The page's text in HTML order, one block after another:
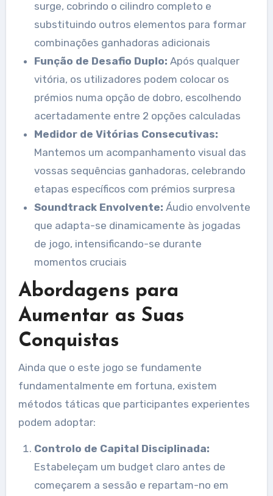
surge, cobrindo o cilindro completo e
substituindo outros elementos para formar
combinações ganhadoras adicionais
Função de Desafio Duplo: Após qualquer
vitória, os utilizadores podem colocar os
prémios numa opção de dobro, escolhendo
acertadamente entre 2 opções calculadas
Medidor de Vitórias Consecutivas:
Mantemos um acompanhamento visual das
vossas sequências ganhadoras, celebrando
etapas específicos com prémios surpresa
Soundtrack Envolvente: Áudio envolvente
que adapta-se dinamicamente às jogadas
de jogo, intensificando-se durante
momentos cruciais
Abordagens para
Aumentar as Suas
Conquistas
Ainda que o este jogo se fundamente
fundamentalmente em fortuna, existem
métodos táticas que participantes experientes
podem adoptar:
Controlo de Capital Disciplinada:
Estabeleçam um budget claro antes de
começarem a sessão e repartam-no em